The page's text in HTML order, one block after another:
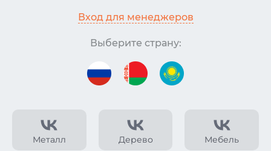
Металл Дерево Мебель
Вход для менеджеров
Выберите страну: